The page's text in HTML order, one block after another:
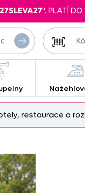
27SLEVA27". PLATÍ
restaurace a